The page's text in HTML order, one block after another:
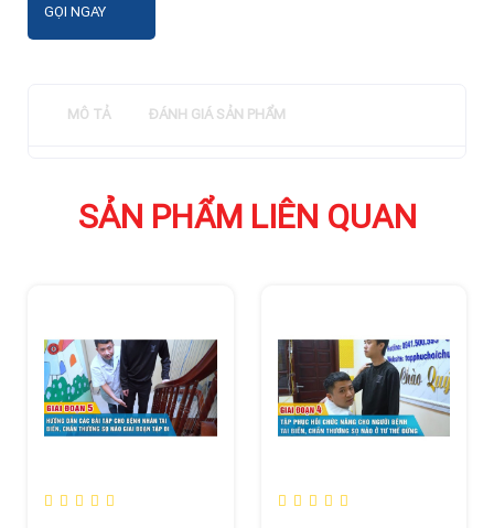
GỌI NGAY
MÔ TẢ ĐÁNH GIÁ SẢN PHẨM
SẢN PHẨM LIÊN QUAN